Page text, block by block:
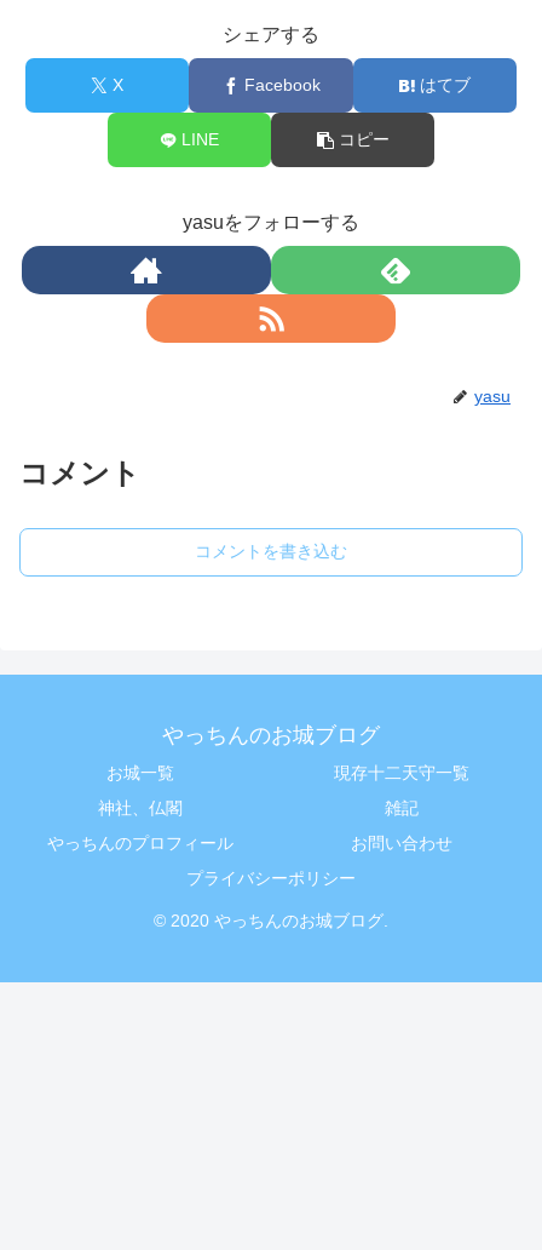
シェアする
X Facebook はてブ
LINE コピー
yasuをフォローする
yasu
コメント
コメントを書き込む
やっちんのお城ブログ
お城一覧
現存十二天守一覧
神社、仏閣
雑記
やっちんのプロフィール
お問い合わせ
プライバシーポリシー
© 2020 やっちんのお城ブログ.